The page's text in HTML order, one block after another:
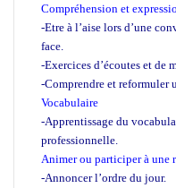
Compréhension et
-Etre à l’aise lors d’une
face.
-Exercices d’écoutes et de
-Comprendre et reformuler
Vocabulaire
-Apprentissage du
professionnelle.
Animer ou participer à une
-Annoncer l’ordre du jour.